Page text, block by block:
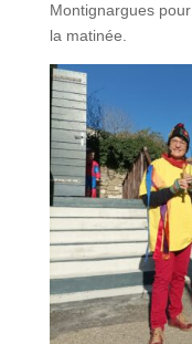
Montignargues
la matinée.